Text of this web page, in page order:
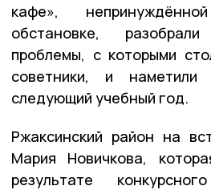
кафе»,
обстановке,
проблемы, с которыми
советники, и
следующий учебный год.
Ржаксинский район на
Мария Новичкова,
результате